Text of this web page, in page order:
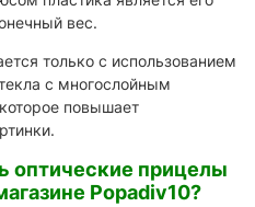
вес.
только с использованием
с многослойным
повышает
оптические прицелы
Popadiv10?